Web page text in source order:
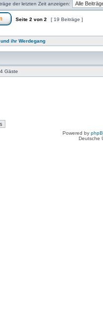
der letzten Zeit anzeigen:
Seite 2 von 2 [ 19 Beiträge ]
ihr Werdegang
Gäste
Powered by
Deutsche